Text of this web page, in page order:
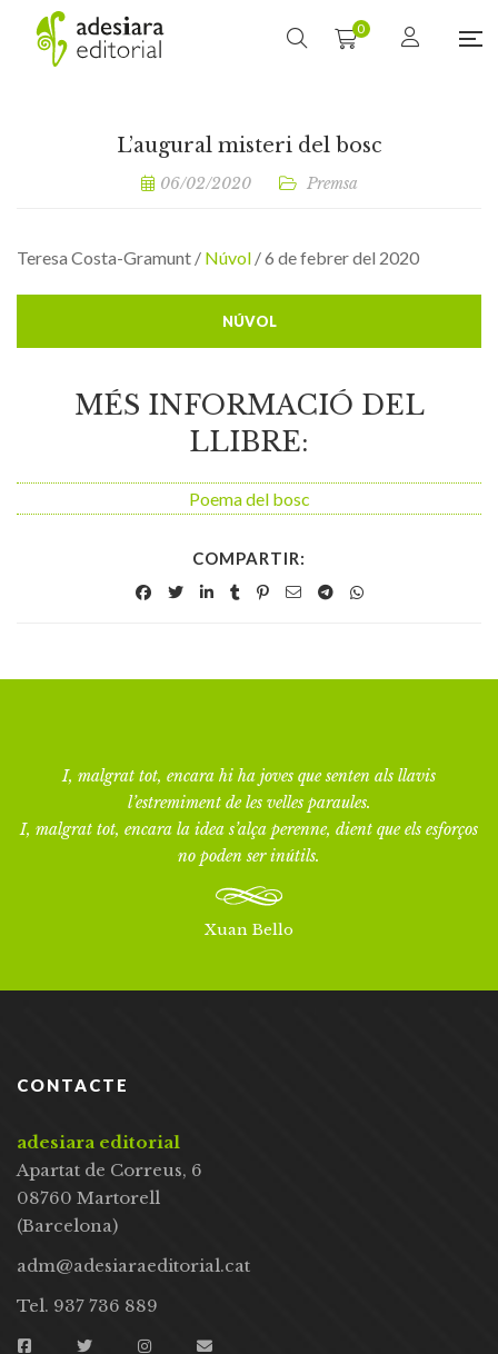
0
L’augural misteri del bosc
06/02/2020 Premsa
Teresa Costa-Gramunt / Núvol / 6 de febrer del 2020
NÚVOL
MÉS INFORMACIÓ DEL
LLIBRE:
Poema del bosc
COMPARTIR:
I, malgrat tot, encara hi ha joves que senten als llavis
l’estremiment de les velles paraules.
I, malgrat tot, encara la idea s’alça perenne, dient que els esforços
no poden ser inútils.
Xuan Bello
CONTACTE
adesiara editorial
Apartat de Correus, 6
08760 Martorell
(Barcelona)
adm@adesiaraeditorial.cat
Tel. 937 736 889